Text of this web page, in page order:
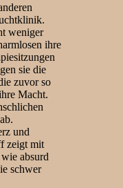
weniger
ihre
sie die
zuvor so
Macht.
und
zeigt mit
absurd
schwer